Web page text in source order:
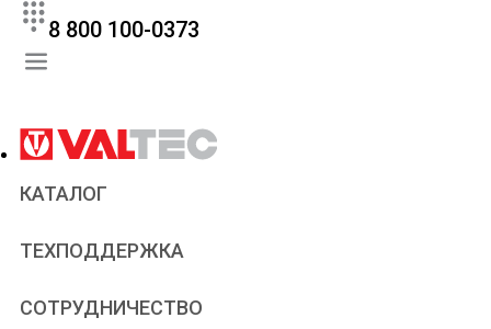
8 800 100-0373
КАТАЛОГ
ТЕХПОДДЕРЖКА
Паспорта и сертификаты
Статьи
СОТРУДНИЧЕСТВО
Сантехникам